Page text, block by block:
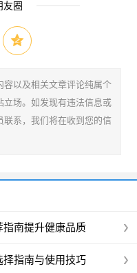
友圈
容以及相关文章评论纯属个
立场。如发现有违法信息或
联系，我们将在收到您的信
南提升健康品质
指南与使用技巧